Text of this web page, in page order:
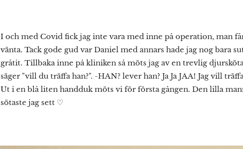
I och med Covid fick jag inte vara med inne på operation, man
vänta. Tack gode gud var Daniel med annars hade jag nog bara
gråtit. Tillbaka inne på kliniken så möts jag av en trevlig
säger "vill du träffa han?". -HAN? lever han? Ja Ja JAA! Jag vill
Ut i en blå liten handduk möts vi för första gången. Den lilla
sötaste jag sett ♡